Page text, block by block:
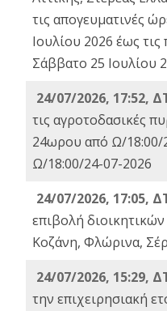
τις απογευματινές
Ιουλίου 2026 έως
Σάββατο 25 Ιουλίου
24/07/2026, 17:52,
τις αγροτοδασικές
24ωρου από Ω/18:00/
Ω/18:00/24-07-2026
24/07/2026, 17:05,
επιβολή
Κοζάνη, Φλώρινα,
24/07/2026, 15:29,
την επιχειρησιακή